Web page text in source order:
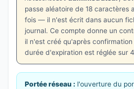
passe aléatoire de 18 caractères
fois — il n'est écrit dans aucun
journal. Ce compte donne un
il n'est créé qu'après
durée d'expiration est réglée sur
Portée réseau : l'ouverture du